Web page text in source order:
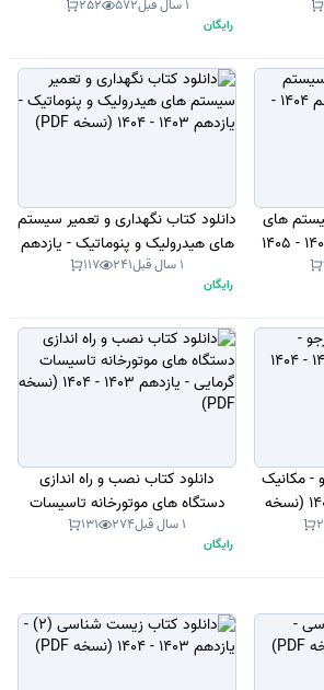
1404 (نسخه PDF) 1 سال قبل 572
252
رایگان
های
برقی خودرو - دوازدهم 1404 - 1405
دانلود کتاب نگهداری و تعمیر سیستم
های هیدرولیک و پنوماتیک - یازدهم
1403 - 1404 (نسخه PDF)
1 سال قبل 241
117
رایگان
- مکانیک
خودرو - دهم 1403 - 1404 (نسخه
دانلود کتاب نصب و راه اندازی
دستگاه های موتورخانه تاسیسات
1 سال قبل 274
131
رایگان